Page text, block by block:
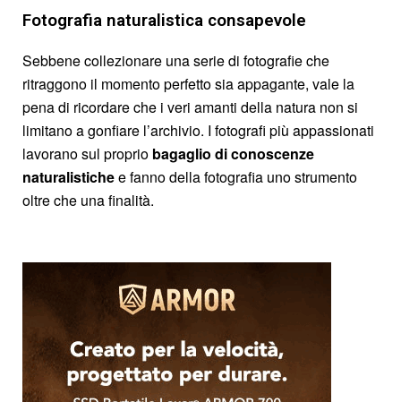
Fotografia naturalistica consapevole
Sebbene collezionare una serie di fotografie che
ritraggono il momento perfetto sia appagante, vale la
pena di ricordare che i veri amanti della natura non si
limitano a gonfiare l’archivio. I fotografi più appassionati
lavorano sul proprio bagaglio di conoscenze
naturalistichee fanno della fotografia uno strumento
oltre che una finalità.